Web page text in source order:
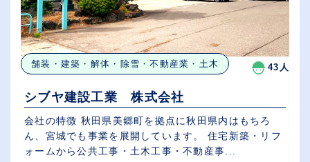
舗装・建築・解体・除雪・不動産業・土木 43人
シブヤ建設工業 株式会社
会社の特徴 秋田県美郷町を拠点に秋田県内はもちろ
ん、宮城でも事業を展開しています。 住宅新築・リフ
ォームから公共工事・土木工事・不動産事...